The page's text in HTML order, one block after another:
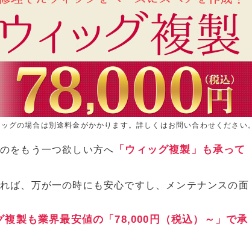
グの場合は別途料金がかかります。詳しくはお問い合わせください。
をもう一つ欲しい方へ
「ウィッグ複製」も承って
ば、万が一の時にも安心ですし、メンテナンスの面
複製も業界最安値の「78,000円（税込）～」で承